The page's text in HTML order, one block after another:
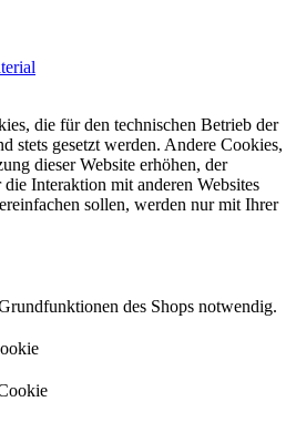
die für den technischen Betrieb der
stets gesetzt werden. Andere Cookies,
dieser Website erhöhen, der
Interaktion mit anderen Websites
sollen, werden nur mit Ihrer
des Shops notwendig.